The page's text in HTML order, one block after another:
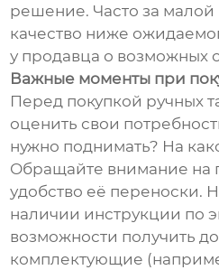
решение. Часто за малой
качество ниже
у продавца о возможных
Важные моменты при
Перед покупкой ручных
оценить свои
нужно поднимать? На
Обращайте внимание на
удобство её переноски.
наличии инструкции по
возможности получить
комплектующие